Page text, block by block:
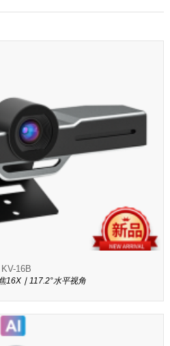
KV-16B
16X ∣ 117.2°水平视角